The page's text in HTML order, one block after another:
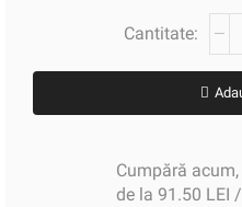
Cumpără
de la 91.50 LEI